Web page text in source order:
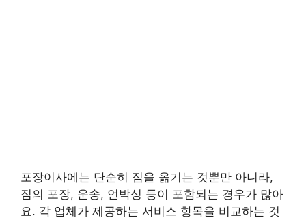
포장이사에는 단순히 짐을 옮기는 것뿐만 아니라,
짐의 포장, 운송, 언박싱 등이 포함되는 경우가 많아
요. 각 업체가 제공하는 서비스 항목을 비교하는 것